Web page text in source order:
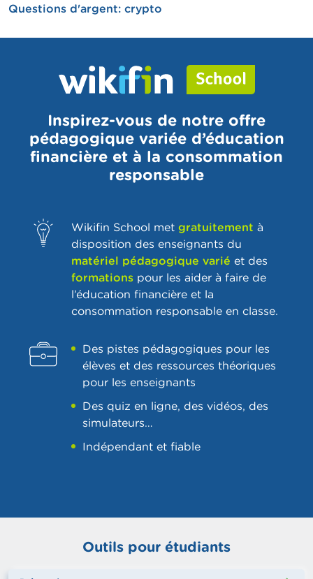
Questions d'argent: crypto
Inspirez-vous de notre offre
pédagogique variée d’éducation
financière et à la consommation
responsable
Wikifin School met gratuitement à
disposition des enseignants du
matériel pédagogique varié et des
formations pour les aider à faire de
l’éducation financière et la
consommation responsable en classe.
Des pistes pédagogiques pour les
élèves et des ressources théoriques
pour les enseignants
Des quiz en ligne, des vidéos, des
simulateurs…
Indépendant et fiable
Outils pour étudiants